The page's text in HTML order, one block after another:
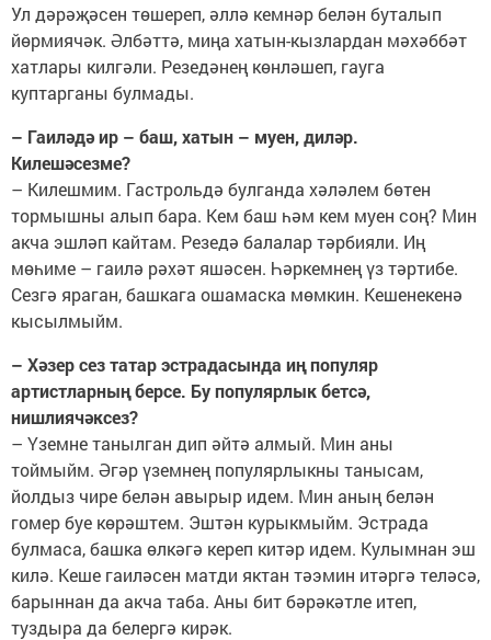
Ул дәрәҗәсен төшереп, әллә кемнәр белән буталып
йөрмиячәк. Әлбәттә, миңа хатын-кызлардан мәхәббәт
хатлары килгәли. Резедәнең көнләшеп, гауга
куптарганы булмады.
– Гаиләдә ир – баш, хатын – муен, диләр.
Килешәсезме?
– Килешмим. Гастрольдә булганда хәләлем бөтен
тормышны алып бара. Кем баш һәм кем муен соң? Мин
акча эшләп кайтам. Резедә балалар тәрбияли. Иң
мөһиме – гаилә рәхәт яшәсен. Һәркемнең үз тәртибе.
Сезгә яраган, башкага ошамаска мөмкин. Кешенекенә
кысылмыйм.
– Хәзер сез татар эстрадасында иң популяр
артистларның берсе. Бу популярлык бетсә,
нишлиячәксез?
– Үземне танылган дип әйтә алмый. Мин аны
тоймыйм. Әгәр үземнең популярлыкны танысам,
йолдыз чире белән авырыр идем. Мин аның белән
гомер буе көрәштем. Эштән курыкмыйм. Эстрада
булмаса, башка өлкәгә кереп китәр идем. Кулымнан эш
килә. Кеше гаиләсен матди яктан тәэмин итәргә теләсә,
барыннан да акча таба. Аны бит бәрәкәтле итеп,
туздыра да белергә кирәк.